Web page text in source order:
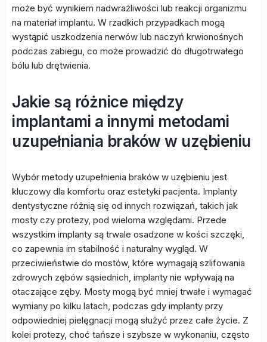
może być wynikiem nadwrażliwości lub reakcji organizmu
na materiał implantu. W rzadkich przypadkach mogą
wystąpić uszkodzenia nerwów lub naczyń krwionośnych
podczas zabiegu, co może prowadzić do długotrwałego
bólu lub drętwienia.
Jakie są różnice między
implantami a innymi metodami
uzupełniania braków w uzębieniu
Wybór metody uzupełnienia braków w uzębieniu jest
kluczowy dla komfortu oraz estetyki pacjenta. Implanty
dentystyczne różnią się od innych rozwiązań, takich jak
mosty czy protezy, pod wieloma względami. Przede
wszystkim implanty są trwale osadzone w kości szczęki,
co zapewnia im stabilność i naturalny wygląd. W
przeciwieństwie do mostów, które wymagają szlifowania
zdrowych zębów sąsiednich, implanty nie wpływają na
otaczające zęby. Mosty mogą być mniej trwałe i wymagać
wymiany po kilku latach, podczas gdy implanty przy
odpowiedniej pielęgnacji mogą służyć przez całe życie. Z
kolei protezy, choć tańsze i szybsze w wykonaniu, często